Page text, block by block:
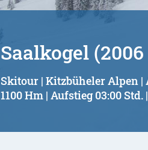
Saalkogel
Skitour | Kitzbüheler Alpen |
1100 Hm | Aufstieg 03:00